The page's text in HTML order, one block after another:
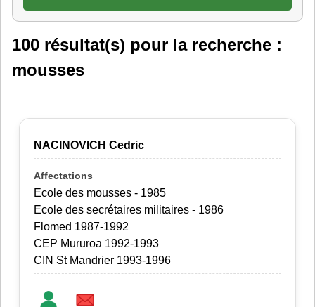
100 résultat(s) pour la recherche :
mousses
NACINOVICH Cedric
Ecole des mousses - 1985
Ecole des secrétaires militaires - 1986
Flomed 1987-1992
CEP Mururoa 1992-1993
CIN St Mandrier 1993-1996